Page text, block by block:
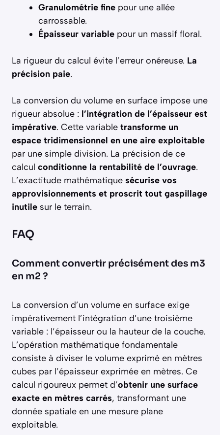
Granulométrie fine pour une allée
carrossable.
Épaisseur variable pour un massif floral.
La rigueur du calcul évite l’erreur onéreuse. La
précision paie.
La conversion du volume en surface impose une
rigueur absolue : l’intégration de l’épaisseur est
impérative. Cette variable transforme un
espace tridimensionnel en une aire exploitable
par une simple division. La précision de ce
calcul conditionne la rentabilité de l’ouvrage.
L’exactitude mathématique sécurise vos
approvisionnements et proscrit tout gaspillage
inutile sur le terrain.
FAQ
Comment convertir précisément des m3
en m2 ?
La conversion d’un volume en surface exige
impérativement l’intégration d’une troisième
variable : l’épaisseur ou la hauteur de la couche.
L’opération mathématique fondamentale
consiste à diviser le volume exprimé en mètres
cubes par l’épaisseur exprimée en mètres. Ce
calcul rigoureux permet d’obtenir une surface
exacte en mètres carrés, transformant une
donnée spatiale en une mesure plane
exploitable.